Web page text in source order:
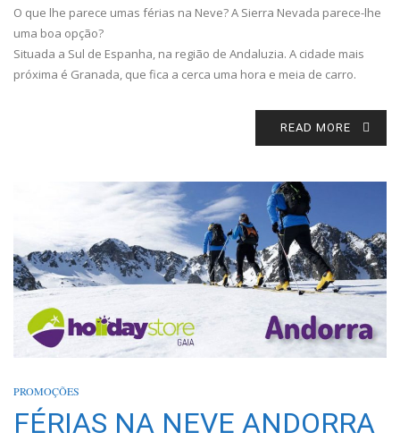
O que lhe parece umas férias na Neve? A Sierra Nevada parece-lhe
uma boa opção?
Situada a Sul de Espanha, na região de Andaluzia. A cidade mais
próxima é Granada, que fica a cerca uma hora e meia de carro.
READ MORE
PROMOÇÕES
FÉRIAS NA NEVE ANDORRA